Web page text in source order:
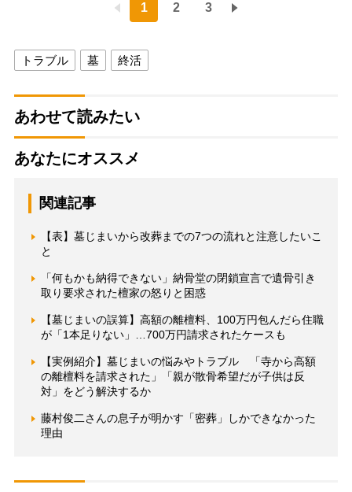
1 2 3
トラブル 墓 終活
あわせて読みたい
あなたにオススメ
関連記事
【表】墓じまいから改葬までの7つの流れと注意したいこ
と
「何もかも納得できない」納骨堂の閉鎖宣言で遺骨引き
取り要求された檀家の怒りと困惑
【墓じまいの誤算】高額の離檀料、100万円包んだら住職
が「1本足りない」…700万円請求されたケースも
【実例紹介】墓じまいの悩みやトラブル 「寺から高額
の離檀料を請求された」「親が散骨希望だが子供は反
対」をどう解決するか
藤村俊二さんの息子が明かす「密葬」しかできなかった
理由